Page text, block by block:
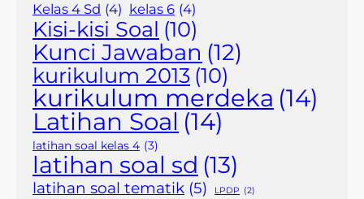
Kelas 4 Sd (4) kelas 6 (4)
Kisi-kisi Soal (10)
Kunci Jawaban (12)
kurikulum 2013 (10)
kurikulum merdeka (14)
Latihan Soal (14)
latihan soal kelas 4 (3)
latihan soal sd (13)
latihan soal tematik (5) LPDP (2)